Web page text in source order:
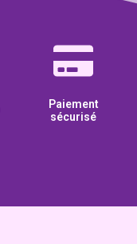
Paiement
sécurisé